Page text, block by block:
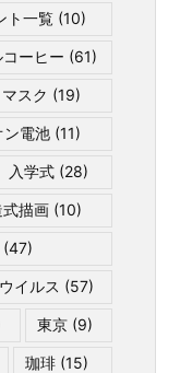
ト一覧(10)
ーヒー (61)
マスク (19)
ン電池(11)
入学式(28)
描画(10)
(47)
イルス (57)
東京 (9)
珈琲 (15)